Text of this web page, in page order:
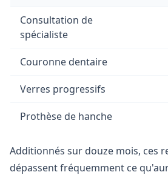
Consultation de
spécialiste
Couronne dentaire
Verres progressifs
Prothèse de hanche
Additionnés sur douze mois, ces
dépassent fréquemment ce